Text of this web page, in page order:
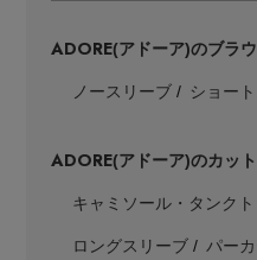
主役級ニットが揃う「
ADORE(アドーア)のブラ
ノースリーブ ショー
ADORE(アドーア)のカッ
キャミソール・タンク
ロングスリーブ パー